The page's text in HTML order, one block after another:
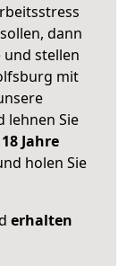
dann
stellen
mit
lehnen Sie
Jahre
holen Sie
erhalten